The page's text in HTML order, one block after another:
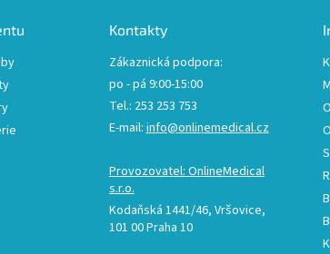
Kontakty
Zákaznická podpora:
po - pá 9:00-15:00
Tel.: 253 253 753
E-mail: info@onlinemedical.cz
Provozovatel: OnlineMedical
s.r.o.
Kodaňská 1441/46, Vršovice,
101 00 Praha 10